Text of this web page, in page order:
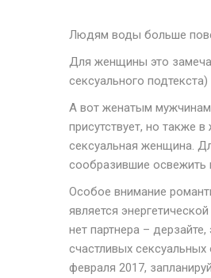
Людям воды больше
Для женщины это
сексуального
А вот женатым
присутствует, но также
сексуальная женщина.
сообразившие освежить
Особое внимание
является
нет партнера –
счастливых
февраля 2017,